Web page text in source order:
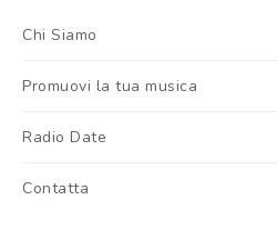
Chi Siamo
Promuovi la tua musica
Radio Date
Contatta